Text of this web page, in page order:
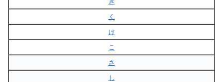
く
け
こ
さ
し